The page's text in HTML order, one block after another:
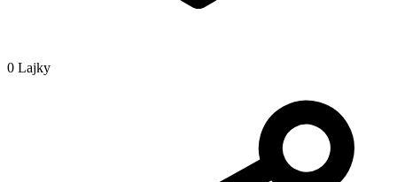
0 Lajky